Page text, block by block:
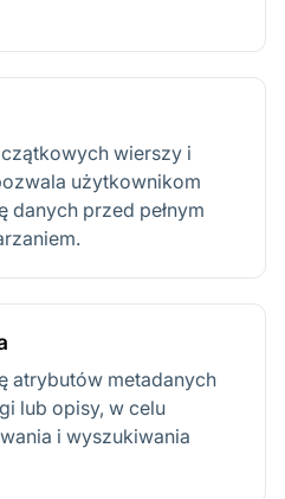
wierszy i
użytkownikom
przed pełnym
atrybutów metadanych
lub opisy, w celu
i wyszukiwania